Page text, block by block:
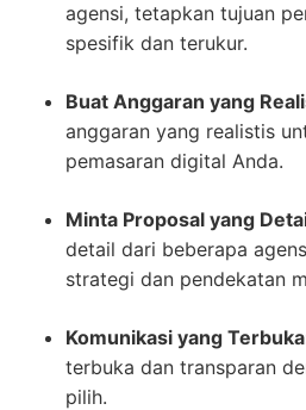
agensi, tetapkan tujuan
spesifik dan terukur.
Buat Anggaran yang
anggaran yang realistis
pemasaran digital Anda.
Minta Proposal yang
detail dari beberapa
strategi dan pendekatan
Komunikasi yang
terbuka dan transparan
pilih.